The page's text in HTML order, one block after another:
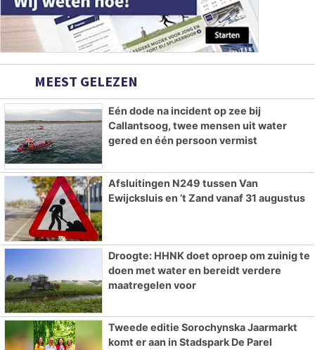
MEEST GELEZEN
Eén dode na incident op zee bij
Callantsoog, twee mensen uit water
gered en één persoon vermist
Afsluitingen N249 tussen Van
Ewijcksluis en ’t Zand vanaf 31 augustus
Droogte: HHNK doet oproep om zuinig te
doen met water en bereidt verdere
maatregelen voor
Tweede editie Sorochynska Jaarmarkt
komt er aan in Stadspark De Parel